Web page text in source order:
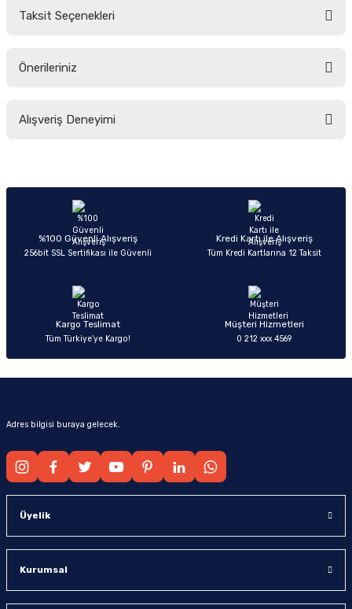
Taksit Seçenekleri
Önerileriniz
yetersiz gördüğünüz noktaları öneri formunu kullanarak tarafımıza
Ürün açıklamasında eksik bilgiler bulunuyor.
Ürün bilgilerinde hatalar bulunuyor.
Ürün fiyatı diğer sitelerden daha pahalı.
Alışveriş Deneyimi
Sitemize ilk yorumu siz yapın!
%100 Güvenli Alışveriş
256bit SSL Sertifikası ile Güvenli
Kredi Kartı ile Alışveriş
Tüm Kredi Kartlarına 12 Taksit
Kargo Teslimat
Tüm Türkiye’ye Kargo!
Müşteri Hizmetleri
0 212 xxx 4569
Adres bilgisi buraya gelecek.
Üyelik
Kurumsal